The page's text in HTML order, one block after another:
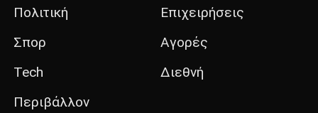
Πολιτική
Σπορ
Tech
Περιβάλλον
Επιχειρήσεις
Αγορές
Διεθνή